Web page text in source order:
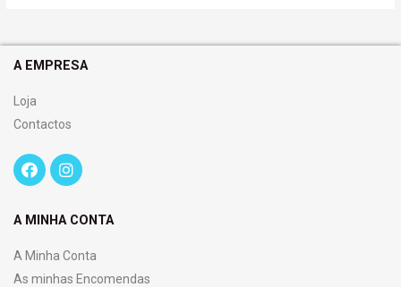
A EMPRESA
Loja
Contactos
A MINHA CONTA
A Minha Conta
As minhas Encomendas